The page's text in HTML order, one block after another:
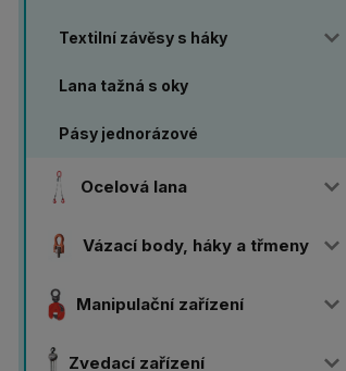
Textilní závěsy s háky
Lana tažná s oky
Pásy jednorázové
Ocelová lana
Vázací body, háky a třmeny
Manipulační zařízení
Zvedací zařízení